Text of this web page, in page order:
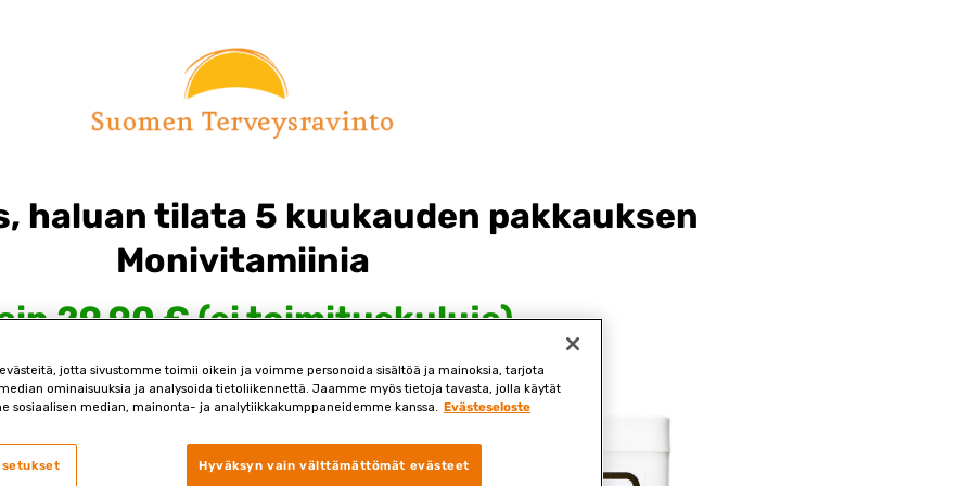
haluan tilata 5 kuukauden pakkauksen
Monivitamiinia
29,90 € (ei toimituskuluja)
jotta sivustomme toimii oikein ja voimme personoida sisältöä ja mainoksia, tarjota
ominaisuuksia ja analysoida tietoliikennettä. Jaamme myös tietoja tavasta, jolla käytät
sosiaalisen median, mainonta- ja analytiikkakumppaneidemme kanssa. Evästeseloste
Hyväksyn vain välttämättömät evästeet